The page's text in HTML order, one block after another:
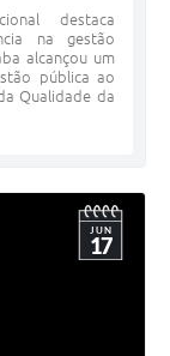
destaca
na gestão
alcançou um
pública ao
Qualidade da
JUN
17